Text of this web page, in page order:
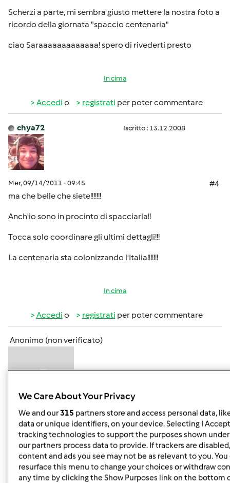
Scherzi a parte, mi sembra giusto mettere la nostra foto a
ricordo della giornata "spaccio centenaria"
ciao Saraaaaaaaaaaaaa! spero di rivederti presto
In cima
Accedi o registrati per poter commentare
chya72 Iscritto : 13.12.2008
Mer, 09/14/2011 - 09:45
#4
ma che belle che siete!!!!!!!
Anch'io sono in procinto di spacciarla!!
Tocca solo coordinare gli ultimi dettagli!!!
La centenaria sta colonizzando l'Italia!!!!!!!
In cima
Accedi o registrati per poter commentare
Anonimo (non verificato)
Mer, 09/14/2011 - 09:52
#5
Esatto!!! e io sono in procinto di riceverla ed a spacciarla a
mia volta ... mia mamma ha già le mani pronte per
impastare!!!
We Care About Your Privacy
We and our315 partners store and access personal data,
data or unique identifiers, on your device. Selecting I
tracking technologies to support the purposes shown
our partners process data to provide. If trackers are
content and ads you see may not be as relevant to you. You
resurface this menu to change your choices or withdraw
any time by clicking the Show Purposes link on the bottom